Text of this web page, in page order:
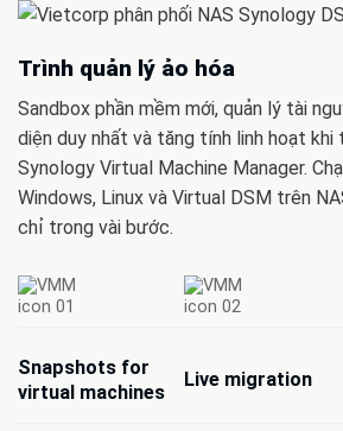
Trình quản lý ảo hóa
Sandbox phần mềm mới, quản lý tài
diện duy nhất và tăng tính linh hoạt khi
Synology Virtual Machine Manager.
Windows, Linux và Virtual DSM trên
chỉ trong vài bước.
Snapshots for
virtual machines
Live migration